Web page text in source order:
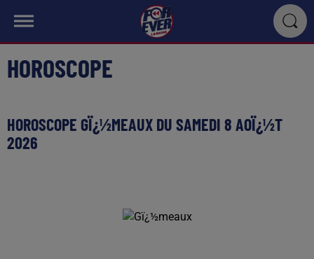
HOROSCOPE
HOROSCOPE GÏ¿½MEAUX DU SAMEDI 8 AOÏ¿½T
2026